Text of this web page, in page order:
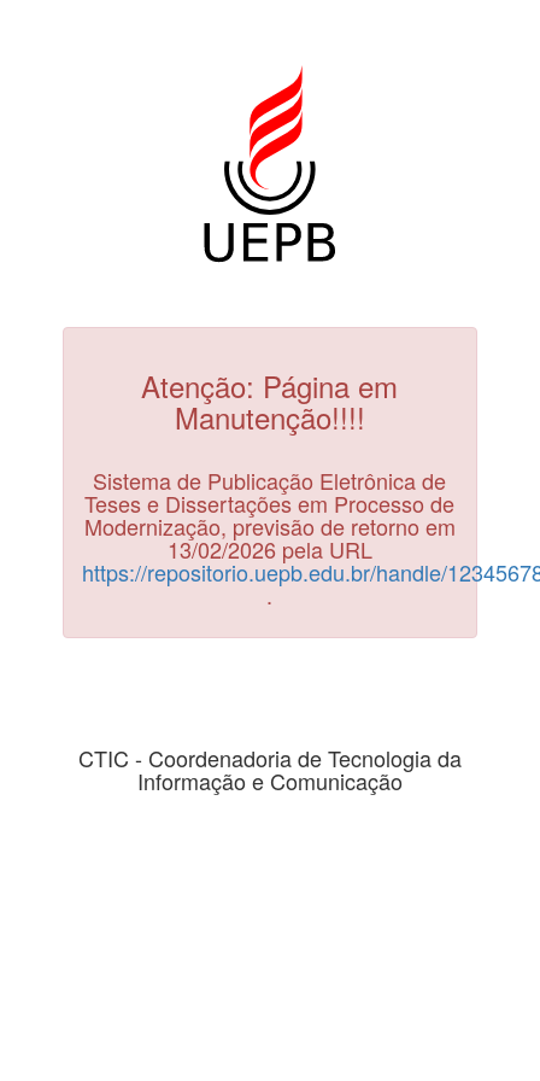
Atenção: Página em
Manutenção!!!!
Sistema de Publicação Eletrônica de
Teses e Dissertações em Processo de
Modernização, previsão de retorno em
13/02/2026 pela URL
https://repositorio.uepb.edu.br/handle/
.
CTIC - Coordenadoria de Tecnologia da
Informação e Comunicação